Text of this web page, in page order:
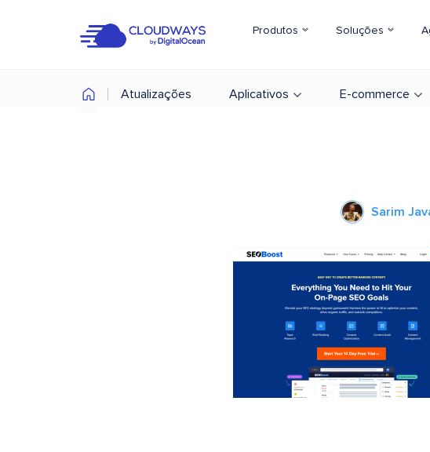
Produtos Soluções
Atualizações Aplicativos E-commerce
Sarim